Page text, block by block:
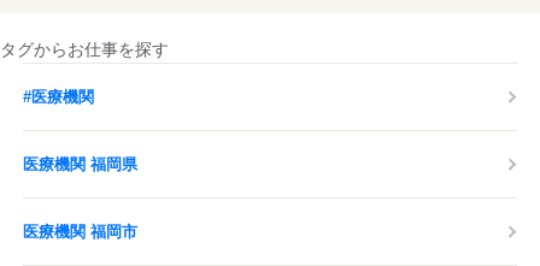
タグからお仕事を探す
#医療機関
医療機関 福岡県
医療機関 福岡市